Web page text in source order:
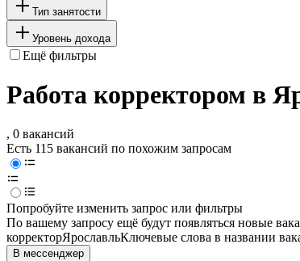
Тип занятости
Уровень дохода
Ещё фильтры
Работа корректором в
, 0 вакансий
Есть 115 вакансий по похожим запросам
Попробуйте изменить запрос или фильтры
По вашему запросу ещё будут появляться новые
корректорЯрославльКлючевые слова в названии
В мессенджер